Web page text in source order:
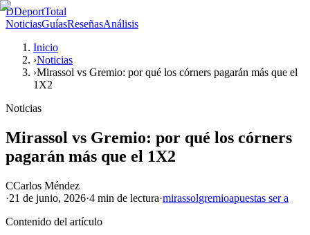
DDeportTotal
NoticiasGuíasReseñasAnálisis
Inicio
›Noticias
›Mirassol vs Gremio: por qué los córners pagarán más que el
1X2
Noticias
Mirassol vs Gremio: por qué los córners
pagarán más que el 1X2
CCarlos Méndez
·21 de junio, 2026·4 min de lectura·mirassolgremioapuestas ser a
Contenido del artículo